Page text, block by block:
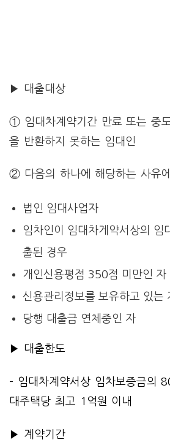
▶ 대출대상
① 임대차계약기간 만료 또는 중
을 반환하지 못하는 임대인
② 다음의 하나에 해당하는 사유
법인 임대사업자
임차인이 임대차게약서상의 임
출된 경우
개인신용평점 350점 미만인 자
신용관리정보를 보유하고 있는
당행 대출금 연체중인 자
▶ 대출한도
– 임대차계약서상 임차보증금의
대주택당 최고 1억원 이내
▶ 계약기간